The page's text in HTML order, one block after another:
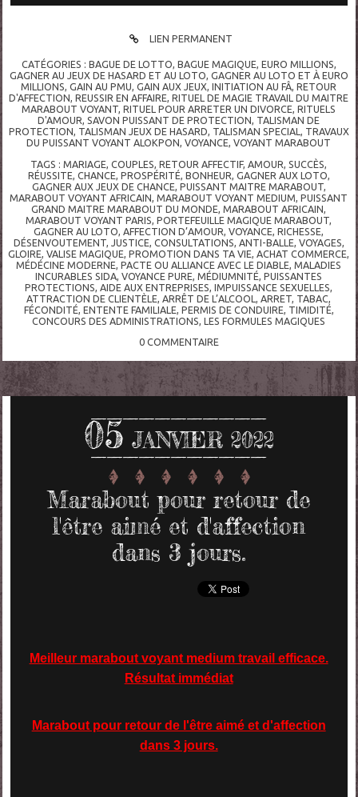
LIEN PERMANENT
CATÉGORIES : BAGUE DE LOTTO, BAGUE MAGIQUE, EURO MILLIONS,
GAGNER AU JEUX DE HASARD ET AU LOTO, GAGNER AU LOTO ET À EURO
MILLIONS,GAIN AU PMU,GAIN AUX JEUX,INITIATION AU FÂ,RETOUR
D'AFFECTION,REUSSIR EN AFFAIRE,RITUEL DE MAGIE TRAVAIL DU MAITRE
MARABOUT VOYANT,RITUEL POUR ARRETER UN DIVORCE,RITUELS
D'AMOUR,SAVON PUISSANT DE PROTECTION, TALISMAN DE
PROTECTION, TALISMAN JEUX DE HASARD, TALISMAN SPECIAL , TRAVAUX
DU PUISSANT VOYANT ALOKPON,VOYANCE,VOYANT MARABOUT
TAGS :MARIAGE,COUPLES,RETOUR AFFECTIF,AMOUR,SUCCÈS,
RÉUSSITE, CHANCE, PROSPÉRITÉ, BONHEUR, GAGNER AUX LOTO,
GAGNER AUX JEUX DE CHANCE, PUISSANT MAITRE MARABOUT,
MARABOUT VOYANT AFRICAIN,MARABOUT VOYANT MEDIUM,PUISSANT
GRAND MAITRE MARABOUT DU MONDE,MARABOUT AFRICAIN,
MARABOUT VOYANT PARIS,PORTEFEUILLE MAGIQUE MARABOUT,
GAGNER AU LOTO,AFFECTION D’AMOUR,VOYANCE,RICHESSE,
DÉSENVOUTEMENT, JUSTICE, CONSULTATIONS, ANTI-BALLE, VOYAGES,
GLOIRE,VALISE MAGIQUE,PROMOTION DANS TA VIE,ACHAT COMMERCE,
MÉDÉCINE MODERNE,PACTE OU ALLIANCE AVEC LE DIABLE,MALADIES
INCURABLES SIDA,VOYANCE PURE,MÉDIUMNITÉ,PUISSANTES
PROTECTIONS,AIDE AUX ENTREPRISES,IMPUISSANCE SEXUELLES,
ATTRACTION DE CLIENTÈLE,ARRÊT DE L’ALCOOL,ARRET, TABAC,
FÉCONDITÉ, ENTENTE FAMILIALE, PERMIS DE CONDUIRE, TIMIDITÉ,
CONCOURS DES ADMINISTRATIONS,LES FORMULES MAGIQUES
0 COMMENTAIRE
05 JANVIER 2022
Marabout pour retour de
l'être aimé et d'affection
dans 3 jours.
Meilleur marabout voyant medium travail efficace.
Résultat immédiat
Marabout pour retour de l'être aimé et d'affection
dans 3 jours.